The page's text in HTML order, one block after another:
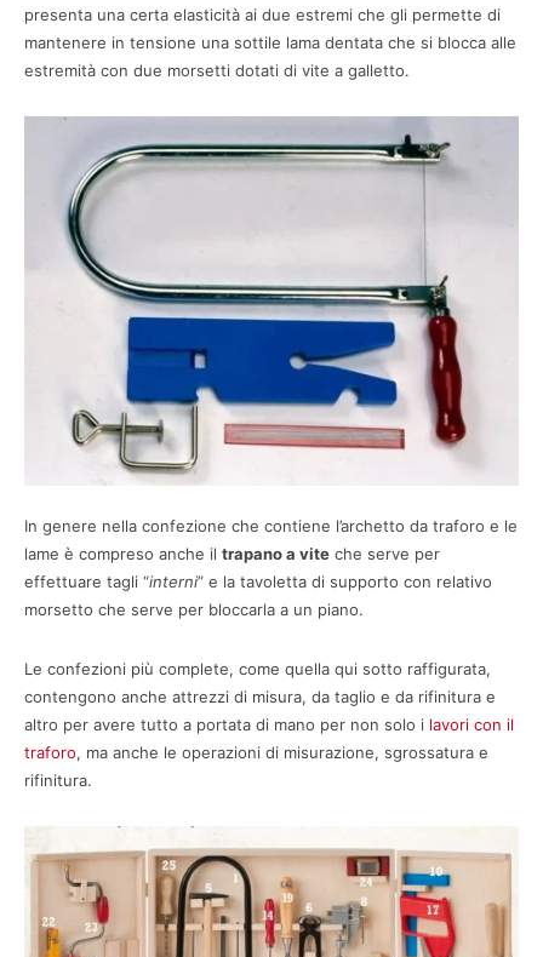
presenta una certa elasticità ai due estremi che gli permette di
mantenere in tensione una sottile lama dentata che si blocca alle
estremità con due morsetti dotati di vite a galletto.
In genere nella confezione che contiene l’archetto da traforo e le
lame è compreso anche il trapano a vite che serve per
effettuare tagli “interni” e la tavoletta di supporto con relativo
morsetto che serve per bloccarla a un piano.
Le confezioni più complete, come quella qui sotto raffigurata,
contengono anche attrezzi di misura, da taglio e da rifinitura e
altro per avere tutto a portata di mano per non solo i lavori con il
traforo, ma anche le operazioni di misurazione, sgrossatura e
rifinitura.